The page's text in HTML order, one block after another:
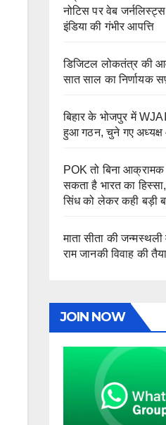
नोटिस पर वेब
इंडिया की गंभीर आपत्ति
डिजिटल लोकतंत्र की
सात साल का निर्णायक
बिहार के भोजपुर में
हुआ गठन, चुने गए अध्यक्ष
POK तो बिना
सकता है भारत का
सिंध को लेकर कही बड़ी
माता सीता की जन्मस्थली
राम जानकी विवाह की
JOIN NOW